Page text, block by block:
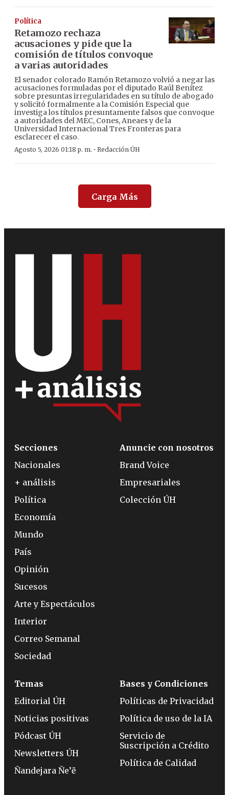
Política
Retamozo rechaza
acusaciones y pide que la
comisión de títulos convoque
a varias autoridades
El senador colorado Ramón Retamozo volvió a negar las
acusaciones formuladas por el diputado Raúl Benítez
sobre presuntas irregularidades en su título de abogado
y solicitó formalmente a la Comisión Especial que
investiga los títulos presuntamente falsos que convoque
a autoridades del MEC, Cones, Aneaes y de la
Universidad Internacional Tres Fronteras para
esclarecer el caso.
Agosto 5, 2026 01:18 p. m. · Redacción ÚH
Carga Más
Secciones
Nacionales
+ análisis
Política
Economía
Mundo
País
Opinión
Sucesos
Arte y Espectáculos
Interior
Correo Semanal
Sociedad
Anuncie con nosotros
Brand Voice
Empresariales
Colección ÚH
Temas
Editorial ÚH
Noticias positivas
Pódcast ÚH
Newsletters ÚH
Ñandejara Ñe’ẽ
Bases y Condiciones
Políticas de Privacidad
Política de uso de la IA
Servicio de
Suscripción a Crédito
Política de Calidad